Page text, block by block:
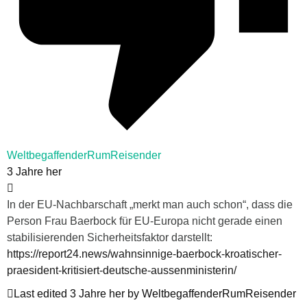
WeltbegaffenderRumReisender
3 Jahre her
In der EU-Nachbarschaft „merkt man auch schon“, dass die
Person Frau Baerbock für EU-Europa nicht gerade einen
stabilisierenden Sicherheitsfaktor darstellt:
https://report24.news/wahnsinnige-baerbock-kroatischer-
praesident-kritisiert-deutsche-aussenministerin/
Last edited 3 Jahre her by WeltbegaffenderRumReisender